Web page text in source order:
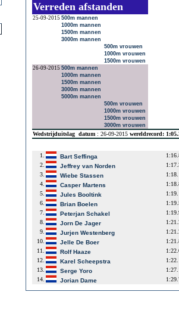
Verreden afstanden
25-09-2015 500m mannen
1000m mannen
1500m mannen
3000m mannen
500m vrouwen
1000m vrouwen
1500m vrouwen
26-09-2015 500m mannen
1000m mannen
1500m mannen
3000m mannen
5000m mannen
500m vrouwen
1000m vrouwen
1500m vrouwen
3000m vrouwen
Wedstrijduitslag datum : 26-09-2015 wereldrecord:
1. Bart Seffinga
2.
Jeffrey van Norden
3.
Wiebe Stassen
4.
Casper Martens
5.
Jules Booltink
6.
Brian Boelen
7.
Peterjan Schakel
8.
Jorn De Jager
9.
Jurjen Westenberg
10.
Jelle De Boer
11.
Rolf Haaze
12.
Karel Scheepstra
13.
Serge Yoro
14.
Jorian Dame